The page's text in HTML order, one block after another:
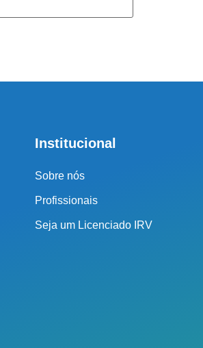
Institucional
Sobre nós
Profissionais
Seja um Licenciado IRV
qual o melhor caminho a ser
8888